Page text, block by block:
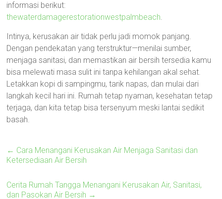
informasi berikut:
thewaterdamagerestorationwestpalmbeach.
Intinya, kerusakan air tidak perlu jadi momok panjang.
Dengan pendekatan yang terstruktur—menilai sumber,
menjaga sanitasi, dan memastikan air bersih tersedia kamu
bisa melewati masa sulit ini tanpa kehilangan akal sehat.
Letakkan kopi di sampingmu, tarik napas, dan mulai dari
langkah kecil hari ini. Rumah tetap nyaman, kesehatan tetap
terjaga, dan kita tetap bisa tersenyum meski lantai sedikit
basah.
← Cara Menangani Kerusakan Air Menjaga Sanitasi dan
Ketersediaan Air Bersih
Cerita Rumah Tangga Menangani Kerusakan Air, Sanitasi,
dan Pasokan Air Bersih →